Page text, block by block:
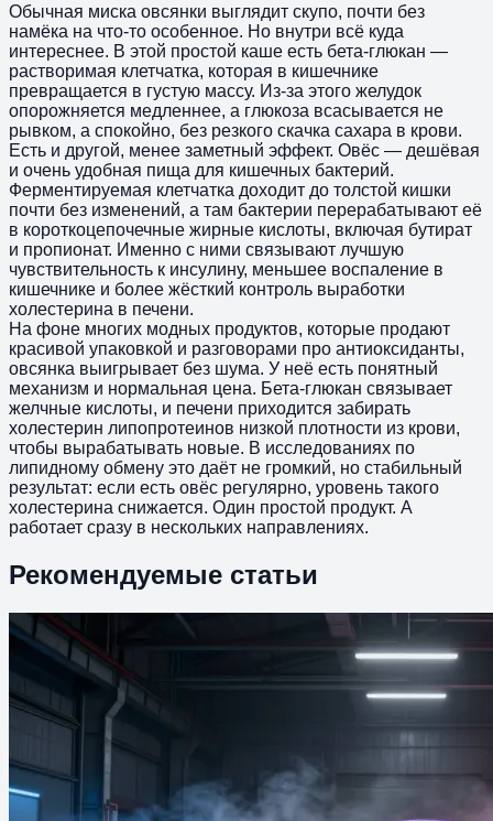
Обычная миска овсянки выглядит скупо, почти без
намёка на что-то особенное. Но внутри всё куда
интереснее. В этой простой каше есть бета-глюкан —
растворимая клетчатка, которая в кишечнике
превращается в густую массу. Из-за этого желудок
опорожняется медленнее, а глюкоза всасывается не
рывком, а спокойно, без резкого скачка сахара в крови.
Есть и другой, менее заметный эффект. Овёс — дешёвая
и очень удобная пища для кишечных бактерий.
Ферментируемая клетчатка доходит до толстой кишки
почти без изменений, а там бактерии перерабатывают её
в короткоцепочечные жирные кислоты, включая бутират
и пропионат. Именно с ними связывают лучшую
чувствительность к инсулину, меньшее воспаление в
кишечнике и более жёсткий контроль выработки
холестерина в печени.
На фоне многих модных продуктов, которые продают
красивой упаковкой и разговорами про антиоксиданты,
овсянка выигрывает без шума. У неё есть понятный
механизм и нормальная цена. Бета-глюкан связывает
желчные кислоты, и печени приходится забирать
холестерин липопротеинов низкой плотности из крови,
чтобы вырабатывать новые. В исследованиях по
липидному обмену это даёт не громкий, но стабильный
результат: если есть овёс регулярно, уровень такого
холестерина снижается. Один простой продукт. А
работает сразу в нескольких направлениях.
Рекомендуемые статьи